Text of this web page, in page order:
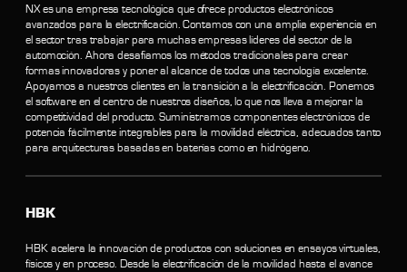
NX es una empresa tecnológica que ofrece productos electrónicos
avanzados para la electrificación. Contamos con una amplia experiencia en
el sector tras trabajar para muchas empresas líderes del sector de la
automoción. Ahora desafiamos los métodos tradicionales para crear
formas innovadoras y poner al alcance de todos una tecnología excelente.
Apoyamos a nuestros clientes en la transición a la electrificación. Ponemos
el software en el centro de nuestros diseños, lo que nos lleva a mejorar la
competitividad del producto. Suministramos componentes electrónicos de
potencia fácilmente integrables para la movilidad eléctrica, adecuados tanto
para arquitecturas basadas en baterías como en hidrógeno.
HBK
HBK acelera la innovación de productos con soluciones en ensayos virtuales,
físicos y en proceso. Desde la electrificación de la movilidad hasta el avance